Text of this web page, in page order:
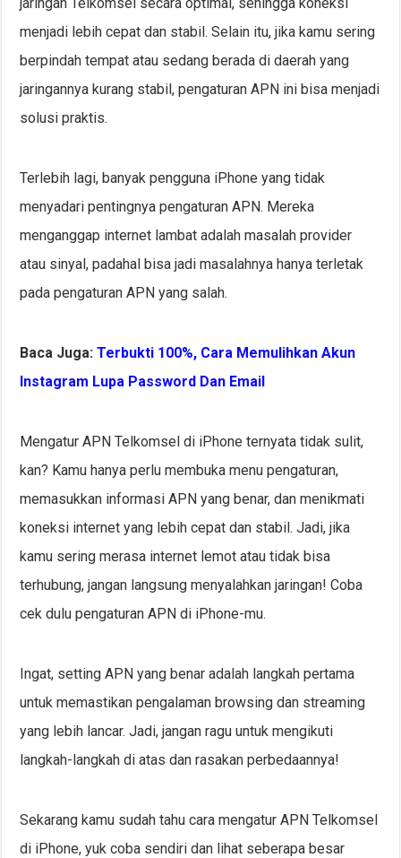
menjadi lebih cepat dan stabil. Selain itu, jika kamu sering
berpindah tempat atau sedang berada di daerah yang
jaringannya kurang stabil, pengaturan APN ini bisa menjadi
solusi praktis.
Terlebih lagi, banyak pengguna iPhone yang tidak
menyadari pentingnya pengaturan APN. Mereka
menganggap internet lambat adalah masalah provider
atau sinyal, padahal bisa jadi masalahnya hanya terletak
pada pengaturan APN yang salah.
Baca Juga:Terbukti 100%, Cara Memulihkan Akun
Instagram Lupa Password Dan Email
Mengatur APN Telkomsel di iPhone ternyata tidak sulit,
kan? Kamu hanya perlu membuka menu pengaturan,
memasukkan informasi APN yang benar, dan menikmati
koneksi internet yang lebih cepat dan stabil. Jadi, jika
kamu sering merasa internet lemot atau tidak bisa
terhubung, jangan langsung menyalahkan jaringan! Coba
cek dulu pengaturan APN di iPhone-mu.
Ingat, setting APN yang benar adalah langkah pertama
untuk memastikan pengalaman browsing dan streaming
yang lebih lancar. Jadi, jangan ragu untuk mengikuti
langkah-langkah di atas dan rasakan perbedaannya!
Sekarang kamu sudah tahu cara mengatur APN Telkomsel
di iPhone, yuk coba sendiri dan lihat seberapa besar